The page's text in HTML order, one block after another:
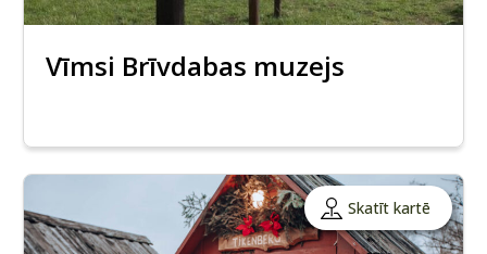
Vīmsi Brīvdabas muzejs
Skatīt kartē